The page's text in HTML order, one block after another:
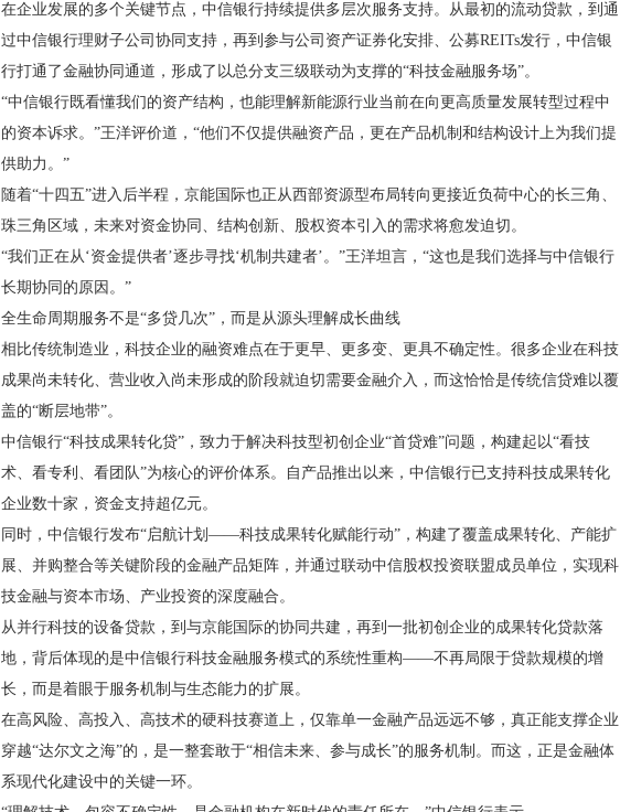
在企业发展的多个关键节点，中信银行持续提供多层次服务支持。从最初的流动贷款，到通
过中信银行理财子公司协同支持，再到参与公司资产证券化安排、公募REITs发行，中信银
行打通了金融协同通道，形成了以总分支三级联动为支撑的“科技金融服务场”。
“中信银行既看懂我们的资产结构，也能理解新能源行业当前在向更高质量发展转型过程中
的资本诉求。”王洋评价道，“他们不仅提供融资产品，更在产品机制和结构设计上为我们提
供助力。”
随着“十四五”进入后半程，京能国际也正从西部资源型布局转向更接近负荷中心的长三角、
珠三角区域，未来对资金协同、结构创新、股权资本引入的需求将愈发迫切。
“我们正在从‘资金提供者’逐步寻找‘机制共建者’。”王洋坦言，“这也是我们选择与中信银行
长期协同的原因。”
全生命周期服务不是“多贷几次”，而是从源头理解成长曲线
相比传统制造业，科技企业的融资难点在于更早、更多变、更具不确定性。很多企业在科技
成果尚未转化、营业收入尚未形成的阶段就迫切需要金融介入，而这恰恰是传统信贷难以覆
盖的“断层地带”。
中信银行“科技成果转化贷”，致力于解决科技型初创企业“首贷难”问题，构建起以“看技
术、看专利、看团队”为核心的评价体系。自产品推出以来，中信银行已支持科技成果转化
企业数十家，资金支持超亿元。
同时，中信银行发布“启航计划——科技成果转化赋能行动”，构建了覆盖成果转化、产能扩
展、并购整合等关键阶段的金融产品矩阵，并通过联动中信股权投资联盟成员单位，实现科
技金融与资本市场、产业投资的深度融合。
从并行科技的设备贷款，到与京能国际的协同共建，再到一批初创企业的成果转化贷款落
地，背后体现的是中信银行科技金融服务模式的系统性重构——不再局限于贷款规模的增
长，而是着眼于服务机制与生态能力的扩展。
在高风险、高投入、高技术的硬科技赛道上，仅靠单一金融产品远远不够，真正能支撑企业
穿越“达尔文之海”的，是一整套敢于“相信未来、参与成长”的服务机制。而这，正是金融体
系现代化建设中的关键一环。